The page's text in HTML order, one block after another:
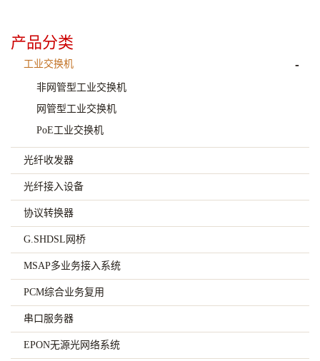
产品分类
工业交换机 -
非网管型工业交换机
网管型工业交换机
PoE工业交换机
光纤收发器
光纤接入设备
协议转换器
G.SHDSL网桥
MSAP多业务接入系统
PCM综合业务复用
串口服务器
EPON无源光网络系统